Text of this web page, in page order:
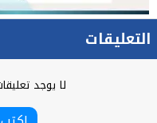
التعليقات
لا يوجد